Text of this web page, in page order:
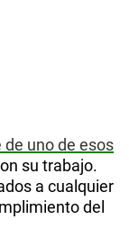
de uno de esos
su trabajo.
a cualquier
del